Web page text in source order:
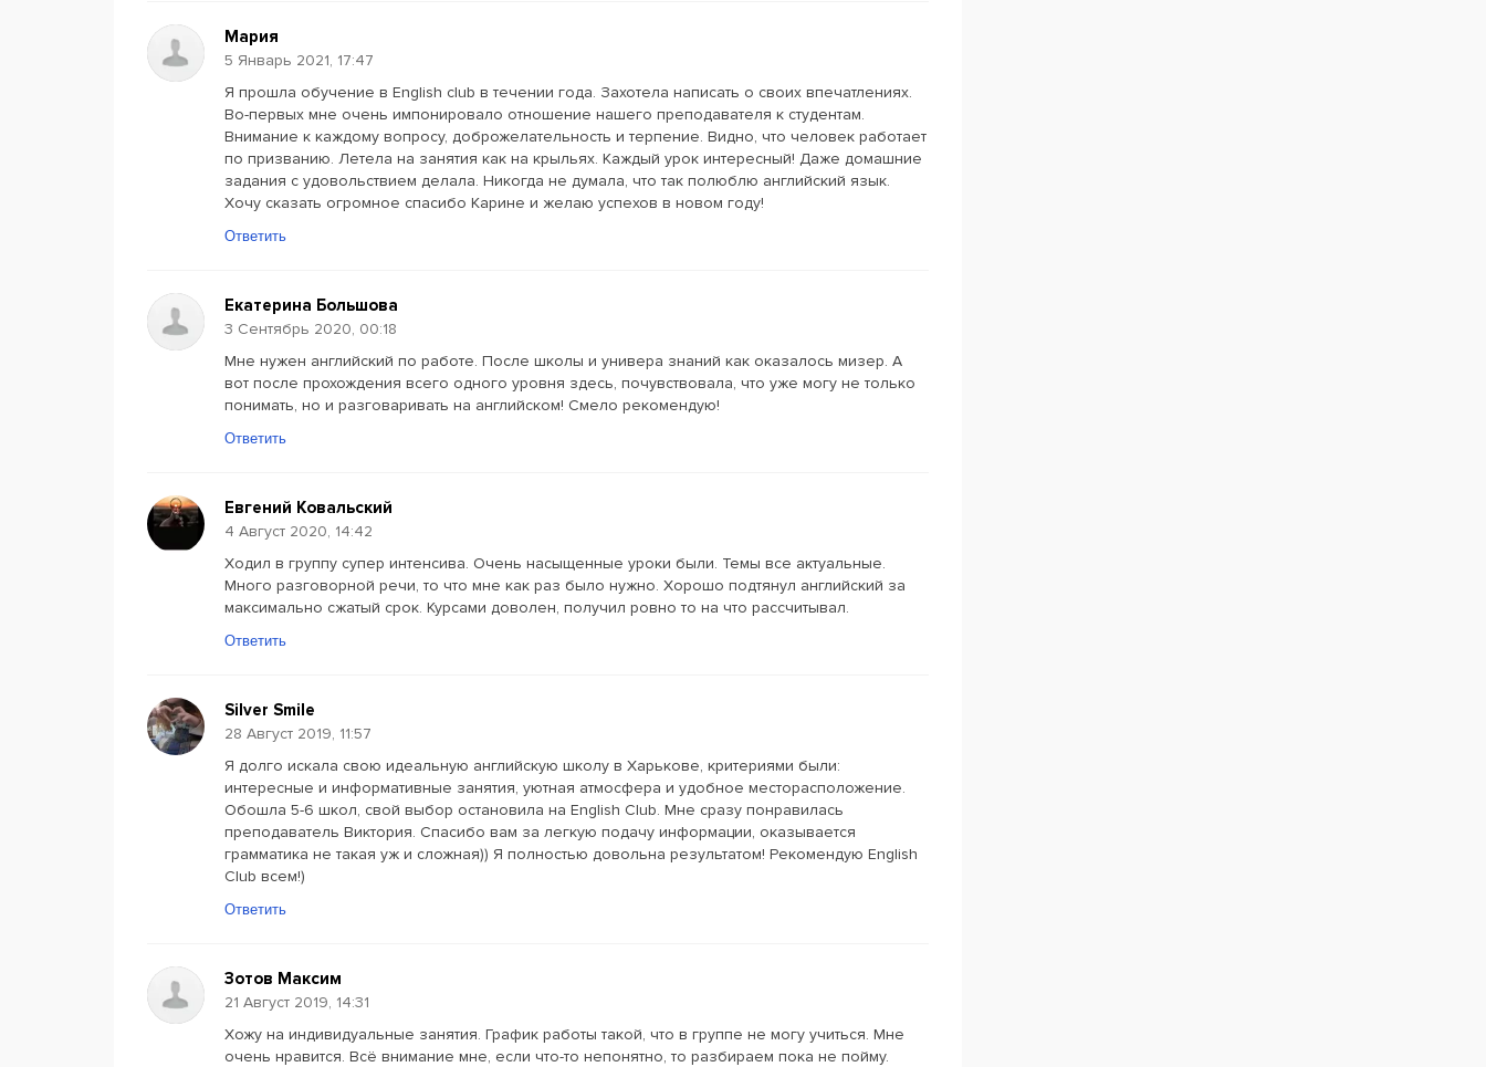
Мария
5 Январь 2021, 17:47
Я прошла обучение в English club в течении года. Захотела написать о своих впечатлениях.
Во-первых мне очень импонировало отношение нашего преподавателя к студентам.
Внимание к каждому вопросу, доброжелательность и терпение. Видно, что человек работает
по призванию. Летела на занятия как на крыльях. Каждый урок интересный! Даже домашние
задания с удовольствием делала. Никогда не думала, что так полюблю английский язык.
Хочу сказать огромное спасибо Карине и желаю успехов в новом году!
Ответить
Екатерина Большова
3 Сентябрь 2020, 00:18
Мне нужен английский по работе. После школы и универа знаний как оказалось мизер. А
вот после прохождения всего одного уровня здесь, почувствовала, что уже могу не только
понимать, но и разговаривать на английском! Смело рекомендую!
Ответить
Евгений Ковальский
4 Август 2020, 14:42
Ходил в группу супер интенсива. Очень насыщенные уроки были. Темы все актуальные.
Много разговорной речи, то что мне как раз было нужно. Хорошо подтянул английский за
максимально сжатый срок. Курсами доволен, получил ровно то на что рассчитывал.
Ответить
Silver Smile
28 Август 2019, 11:57
Я долго искала свою идеальную английскую школу в Харькове, критериями были:
интересные и информативные занятия, уютная атмосфера и удобное месторасположение.
Обошла 5-6 школ, свой выбор остановила на English Club. Мне сразу понравилась
преподаватель Виктория. Спасибо вам за легкую подачу информации, оказывается
грамматика не такая уж и сложная)) Я полностью довольна результатом! Рекомендую English
Club всем!)
Ответить
Зотов Максим
21 Август 2019, 14:31
Хожу на индивидуальные занятия. График работы такой, что в группе не могу учиться. Мне
очень нравится. Всё внимание мне, если что-то непонятно, то разбираем пока не пойму.